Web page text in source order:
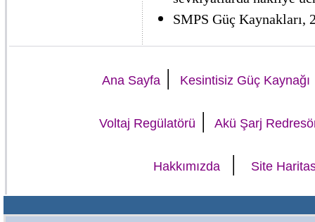
SMPS Güç
Ana Sayfa| Kesintisiz Güç Kaynağı
Voltaj Regülatörü | Akü Şarj
Hakkımızda| Site